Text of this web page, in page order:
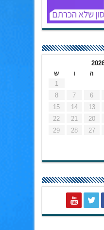
ה ו
ש
1
6
7
8
13
14
15
20
21
22
27
28
29